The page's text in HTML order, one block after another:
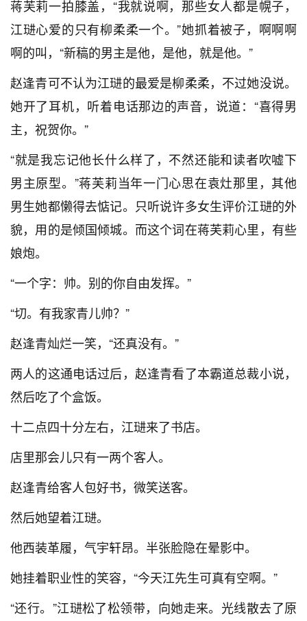
蒋芙莉一拍膝盖，“我就说啊，那些女人都是幌子，
江琎心爱的只有柳柔柔一个。”她抓着被子，啊啊啊
啊的叫，“新稿的男主是他，是他，就是他。”
赵逢青可不认为江琎的最爱是柳柔柔，不过她没说。
她开了耳机，听着电话那边的声音，说道：“喜得男
主，祝贺你。”
“就是我忘记他长什么样了，不然还能和读者吹嘘下
男主原型。”蒋芙莉当年一门心思在袁灶那里，其他
男生她都懒得去惦记。只听说许多女生评价江琎的外
貌，用的是倾国倾城。而这个词在蒋芙莉心里，有些
娘炮。
“一个字：帅。别的你自由发挥。”
“切。有我家青儿帅？”
赵逢青灿烂一笑，“还真没有。”
两人的这通电话过后，赵逢青看了本霸道总裁小说，
然后吃了个盒饭。
十二点四十分左右，江琎来了书店。
店里那会儿只有一两个客人。
赵逢青给客人包好书，微笑送客。
然后她望着江琎。
他西装革履，气宇轩昂。半张脸隐在晕影中。
她挂着职业性的笑容，“今天江先生可真有空啊。”
“还行。”江琎松了松领带，向她走来。光线散去了原